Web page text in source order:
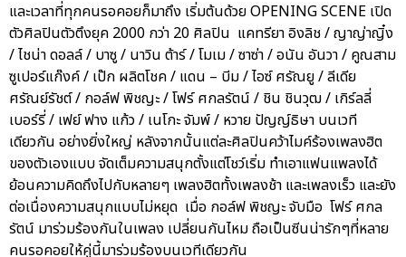
และเวลาที่ทุกคนรอคอยก็มาถึง เริ่มต้นด้วย OPENING SCENE เปิด
ตัวศิลปินตัวตึงยุค 2000 กว่า 20 ศิลปิน แคทรียา อิงลิช / ญาญ่าญิ๋ง
/ ไชน่า ดอลล์ / บาซู / นาวิน ต้าร์ / โมเม / ซาซ่า / อนัน อันวา / คูณสาม
ซูเปอร์แก๊งค์ / เป๊ก ผลิตโชค / แดน – บีม / ไอซ์ ศรัณยู / ลีเดีย
ศรัณย์รัชต์ / กอล์ฟ พิชญะ / โฟร์ ศกลรัตน์ / ชิน ชินวุฒ / เกิร์ลลี่
เบอร์รี่ / เฟย์ ฟาง แก้ว / เนโกะ จัมพ์ / หวาย ปัญญ์ธิษา บนเวที
เดียวกัน อย่างยิ่งใหญ่ หลังจากนั้นแต่ละศิลปินคว้าไมค์ร้องเพลงฮิต
ของตัวเองแบบ จัดเต็มความสนุกตั้งแต่โชว์เริ่ม ทำเอาแฟนแพลงได้
ย้อนความคิดถึงไปกับหลายๆ เพลงฮิตทั้งเพลงช้า และเพลงเร็ว และยัง
ต่อเนื่องความสนุกแบบไม่หยุด เมื่อ กอล์ฟ พิชญะ จับมือ โฟร์ ศกล
รัตน์ มาร่วมร้องกันในเพลง เปลี่ยนกันไหม ถือเป็นซีนน่ารักๆที่หลาย
คนรอคอยให้คู่นี้มาร่วมร้องบนเวทีเดียวกัน